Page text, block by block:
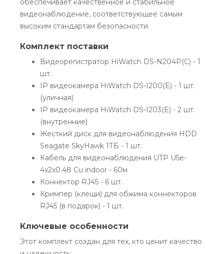
видеонаблюдение, соответствующее самым
высоким стандартам безопасности.
Комплект поставки
Видеорегистратор HiWatch DS-N204P(C) - 1
шт.
IP видеокамера HiWatch DS-I200(E) - 1 шт.
(уличная)
IP видеокамера HiWatch DS-I203(E) - 2 шт.
(внутренние)
Жесткий диск для видеонаблюдения HDD
Seagate SkyHawk 1ТБ - 1 шт.
Кабель для видеонаблюдения UTP U5e-
4x2x0.48 Cu indoor - 60м
Коннектор RJ45 - 6 шт.
Кримпер (клещи) для обжима коннекторов
RJ45 (в подарок) - 1 шт.
Ключевые особенности
Этот комплект создан для тех, кто ценит качество